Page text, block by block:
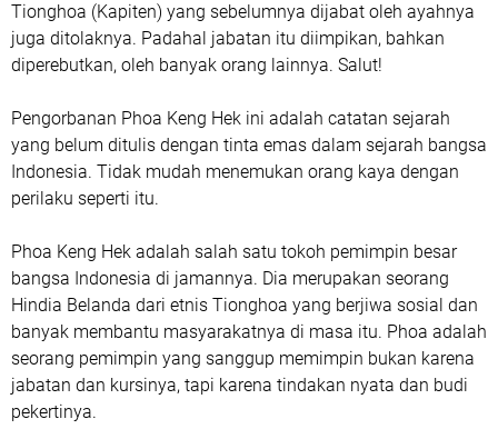
Tionghoa (Kapiten) yang sebelumnya dijabat oleh ayahnya
juga ditolaknya. Padahal jabatan itu diimpikan, bahkan
diperebutkan, oleh banyak orang lainnya. Salut!
Pengorbanan Phoa Keng Hek ini adalah catatan sejarah
yang belum ditulis dengan tinta emas dalam sejarah bangsa
Indonesia. Tidak mudah menemukan orang kaya dengan
perilaku seperti itu.
Phoa Keng Hek adalah salah satu tokoh pemimpin besar
bangsa Indonesia di jamannya. Dia merupakan seorang
Hindia Belanda dari etnis Tionghoa yang berjiwa sosial dan
banyak membantu masyarakatnya di masa itu. Phoa adalah
seorang pemimpin yang sanggup memimpin bukan karena
jabatan dan kursinya, tapi karena tindakan nyata dan budi
pekertinya.